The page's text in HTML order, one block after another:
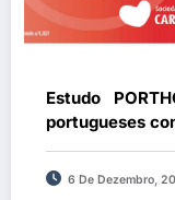
Estudo
portugueses
6 De Dezembro,